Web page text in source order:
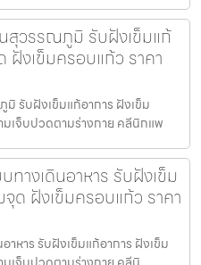
วรรณภูมิ รับฝังเข็มแก้
ฝังเข็มครอบแก้ว ราคา
รับฝังเข็มแก้อาการ ฝังเข็ม
มเจ็บปวดตามร่างกาย คลีนิกแพ
างเดินอาหาร รับฝังเข็ม
ด ฝังเข็มครอบแก้ว ราคา
หาร รับฝังเข็มแก้อาการ ฝังเข็ม